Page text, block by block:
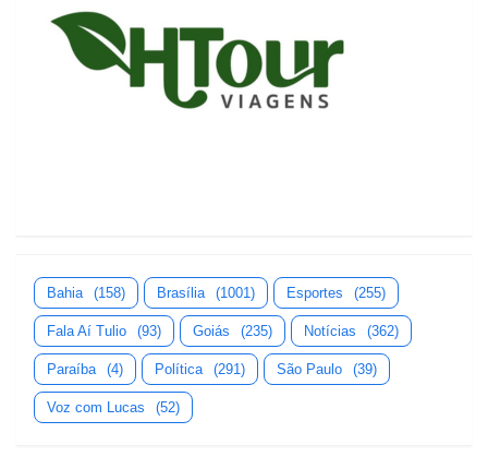
Bahia (158) Brasília (1001) Esportes (255)
Fala Aí Tulio (93) Goiás (235) Notícias (362)
Paraíba (4) Política (291) São Paulo (39)
Voz com Lucas (52)